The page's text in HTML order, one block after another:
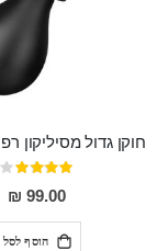
דירוג:
80%
99.00 ₪
הוסף לסל